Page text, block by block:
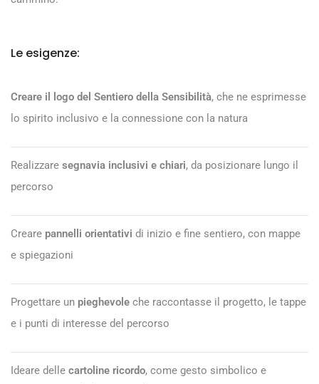
Le esigenze:
Creare il logo del Sentiero della Sensibilità, che ne esprimesse
lo spirito inclusivo e la connessione con la natura
Realizzare segnavia inclusivi e chiari, da posizionare lungo il
percorso
Creare pannelli orientativi di inizio e fine sentiero, con mappe
e spiegazioni
Progettare un pieghevole che raccontasse il progetto, le tappe
e i punti di interesse del percorso
Ideare delle cartoline ricordo, come gesto simbolico e